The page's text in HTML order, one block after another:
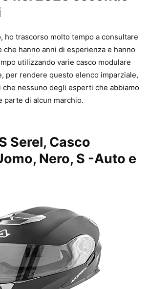
ho trascorso molto tempo a consultare
hanno anni di esperienza e hanno
utilizzando varie casco modulare
per rendere questo elenco imparziale,
che nessuno degli esperti che abbiamo
parte di alcun marchio.
Serel, Casco
Nero, S -Auto e